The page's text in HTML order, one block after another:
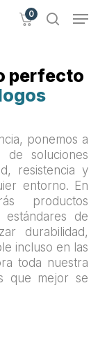
0 Menu
perfecto
ponemos a
de soluciones
resistencia y
entorno. En
productos
de
durabilidad,
incluso en las
toda nuestra
que mejor se